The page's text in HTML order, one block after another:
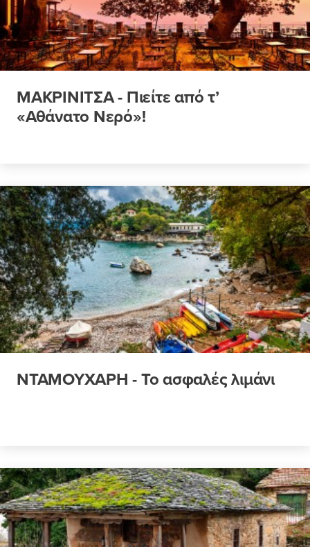
ΜΑΚΡΙΝΙΤΣΑ - Πιείτε από τ’
«Αθάνατο Νερό»!
ΝΤΑΜΟΥΧΑΡΗ - Το ασφαλές λιμάνι